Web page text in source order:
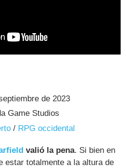
de 2023
Game Studios
/ RPG occidental
valió la pena. Si bien en
estar totalmente a la altura de